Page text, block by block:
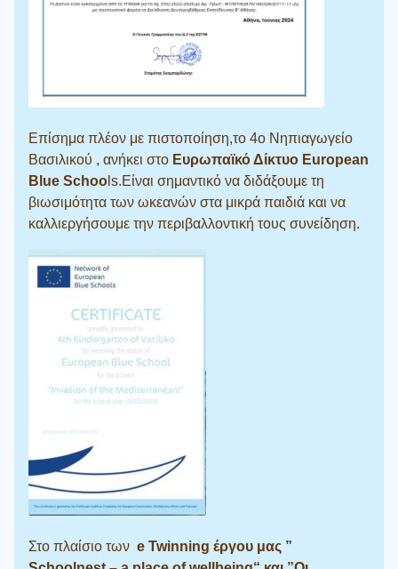
Επίσημα πλέον με πιστοποίηση,το 4ο Νηπιαγωγείο
Βασιλικού , ανήκει στο Ευρωπαϊκό Δίκτυο European
Blue Schoo ls.Είναι σημαντικό να διδάξουμε τη
βιωσιμότητα των ωκεανών στα μικρά παιδιά και να
καλλιεργήσουμε την περιβαλλοντική τους συνείδηση.
Στο πλαίσιο των e Twinning έργου μας ”